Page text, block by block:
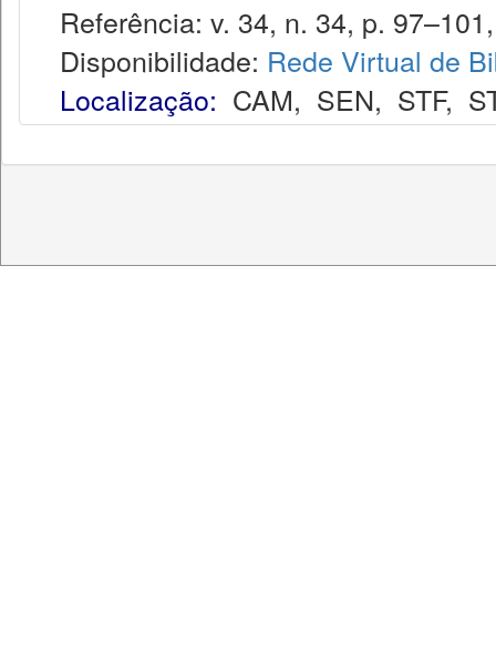
Referência: v. 34, n. 34, p.
Disponibilidade: Rede Virtual de
Localização: CAM, SEN, STF,